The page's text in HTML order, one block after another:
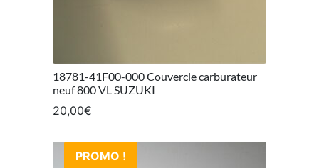
18781-41F00-000 Couvercle carburateur
neuf 800 VL SUZUKI
20,00€
PROMO !